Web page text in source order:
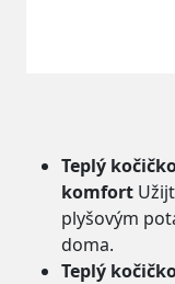
Teplý
komfort
plyšovým
doma.
Teplý